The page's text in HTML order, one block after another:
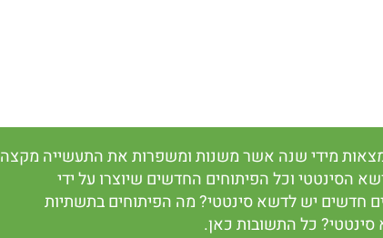
מידי שנה אשר משנות ומשפרות את התעשייה מקצה
וכל הפיתוחים החדשים שיוצרו על ידי
חדשים יש לדשא סינטטי? מה הפיתוחים בתשתיות
כל התשובות כאן.